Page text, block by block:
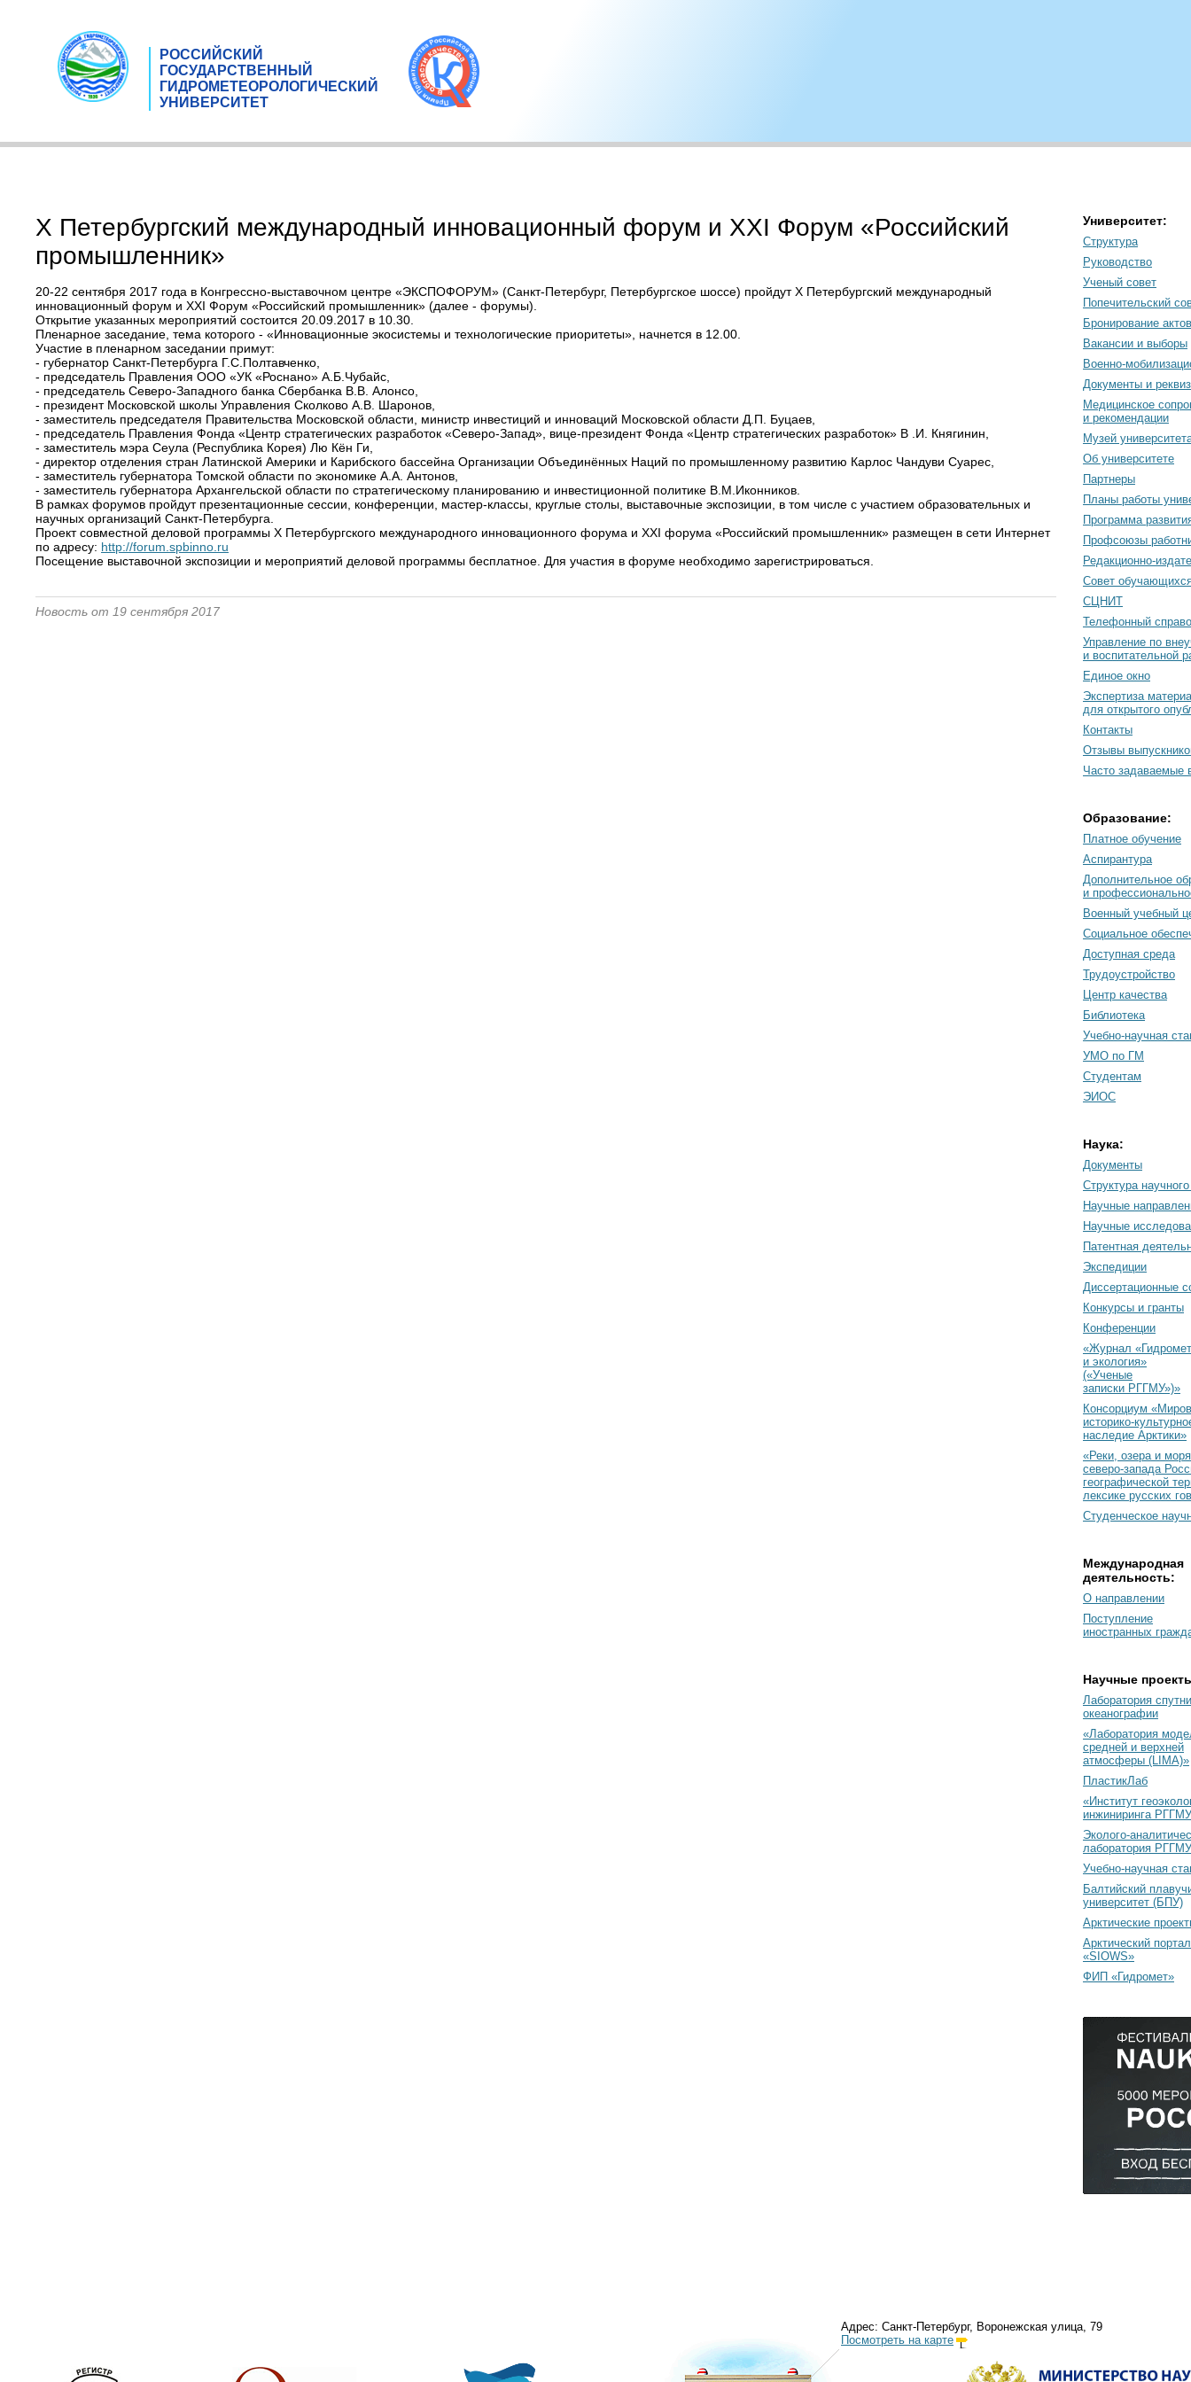
РОССИЙСКИЙ
ГОСУДАРСТВЕННЫЙ
ГИДРОМЕТЕОРОЛОГИЧЕСКИЙ
УНИВЕРСИТЕТ
X Петербургский международный инновационный форум и XXI Форум «Российский
промышленник»
20-22 сентября 2017 года в Конгрессно-выставочном центре «ЭКСПОФОРУМ» (Санкт-Петербург, Петербургское шоссе) пройдут X Петербургский международный
инновационный форум и XXI Форум «Российский промышленник» (далее - форумы).
Открытие указанных мероприятий состоится 20.09.2017 в 10.30.
Пленарное заседание, тема которого - «Инновационные экосистемы и технологические приоритеты», начнется в 12.00.
Участие в пленарном заседании примут:
- губернатор Санкт-Петербурга Г.С.Полтавченко,
- председатель Правления ООО «УК «Роснано» А.Б.Чубайс,
- председатель Северо-Западного банка Сбербанка В.В. Алонсо,
- президент Московской школы Управления Сколково А.В. Шаронов,
- заместитель председателя Правительства Московской области, министр инвестиций и инноваций Московской области Д.П. Буцаев,
- председатель Правления Фонда «Центр стратегических разработок «Северо-Запад», вице-президент Фонда «Центр стратегических разработок» В .И. Княгинин,
- заместитель мэра Сеула (Республика Корея) Лю Кён Ги,
- директор отделения стран Латинской Америки и Карибского бассейна Организации Объединённых Наций по промышленному развитию Карлос Чандуви Суарес,
- заместитель губернатора Томской области по экономике А.А. Антонов,
- заместитель губернатора Архангельской области по стратегическому планированию и инвестиционной политике В.М.Иконников.
В рамках форумов пройдут презентационные сессии, конференции, мастер-классы, круглые столы, выставочные экспозиции, в том числе с участием образовательных и
научных организаций Санкт-Петербурга.
Проект совместной деловой программы X Петербургского международного инновационного форума и XXI форума «Российский промышленник» размещен в сети Интернет
по адресу: http://forum.spbinno.ru
Посещение выставочной экспозиции и мероприятий деловой программы бесплатное. Для участия в форуме необходимо зарегистрироваться.
Новость от 19 сентября 2017
Университет:
Структура
Руководство
Ученый совет
Попечительский
Бронирование
Вакансии и выборы
Военно-
Документы и
Медицинское
и рекомендации
Музей
Об университете
Партнеры
Планы работы
Программа
Профсоюзы
Редакционно-
Cовет
СЦНИТ
Телефонный
Управление по
и воспитательной
Единое окно
Экспертиза
для открытого
Контакты
Отзывы
Часто задаваемые
Образование:
Платное обучение
Аспирантура
Дополнительное
и
Военный учебный
Социальное
Доступная среда
Трудоустройство
Центр качества
Библиотека
Учебно-научная
УМО по ГМ
Студентам
ЭИОС
Наука:
Документы
Cтруктура
Научные
Научные
Патентная
Экспедиции
Диссертационные
Конкурсы и гранты
Конференции
«Журнал
и экология»
(«Ученые
записки РГГМУ»)»
Консорциум
историко-
наследие Арктики»
«Реки, озера и моря
северо-запада
географической
лексике русских
Студенческое
Международная
деятельность:
О направлении
Поступление
иностранных
Научные
Лаборатория
океанографии
«Лаборатория
средней и верхней
атмосферы (LIMA)»
ПластикЛаб
«Институт
инжиниринга
Эколого-
лаборатория РГГМУ
Учебно-научная
Балтийский
университет (БПУ)
Арктические
Арктический портал
«SIOWS»
ФИП «Гидромет»
Адрес: Санкт-Петербург, Воронежская улица, 79
Посмотреть на карте